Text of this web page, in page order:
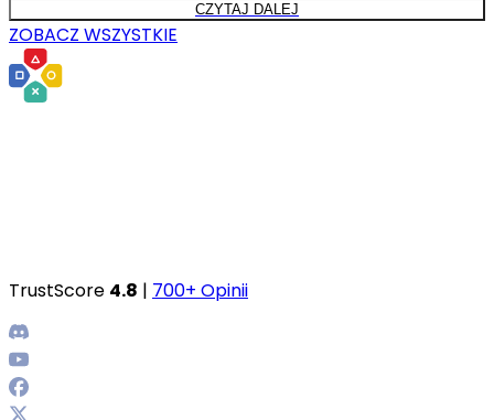
CZYTAJ DALEJ
ZOBACZ WSZYSTKIE
TrustScore 4.8 | 700+ Opinii